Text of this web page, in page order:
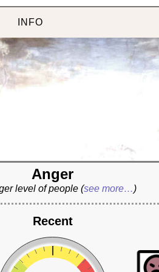
INFO
Anger
level of people(see more…)
Recent